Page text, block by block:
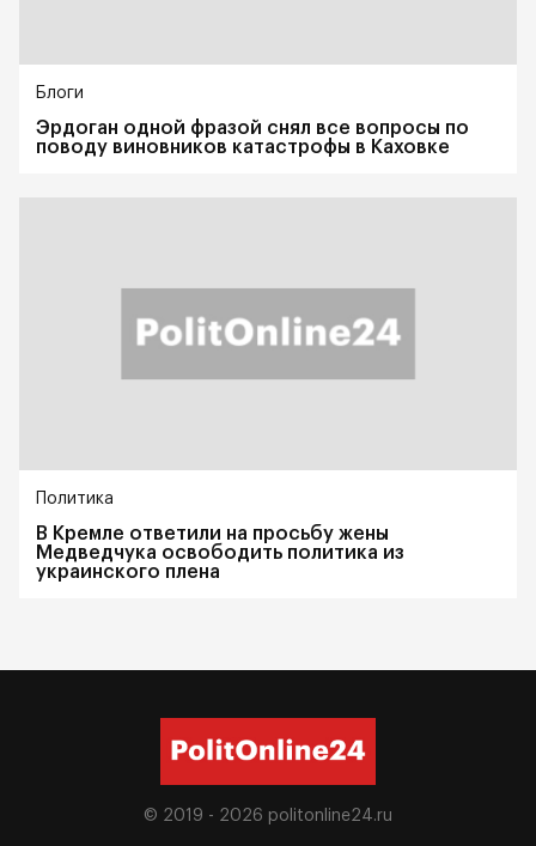
Блоги
Эрдоган одной фразой снял все вопросы по
поводу виновников катастрофы в Каховке
Политика
В Кремле ответили на просьбу жены
Медведчука освободить политика из
украинского плена
© 2019 - 2026 politonline24.ru